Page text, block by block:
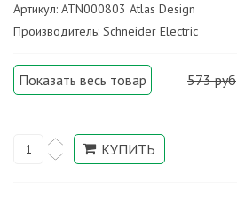
Артикул: ATN000803 Atlas Design
Производитель: Schneider Electric
Показать весь товар 573 руб